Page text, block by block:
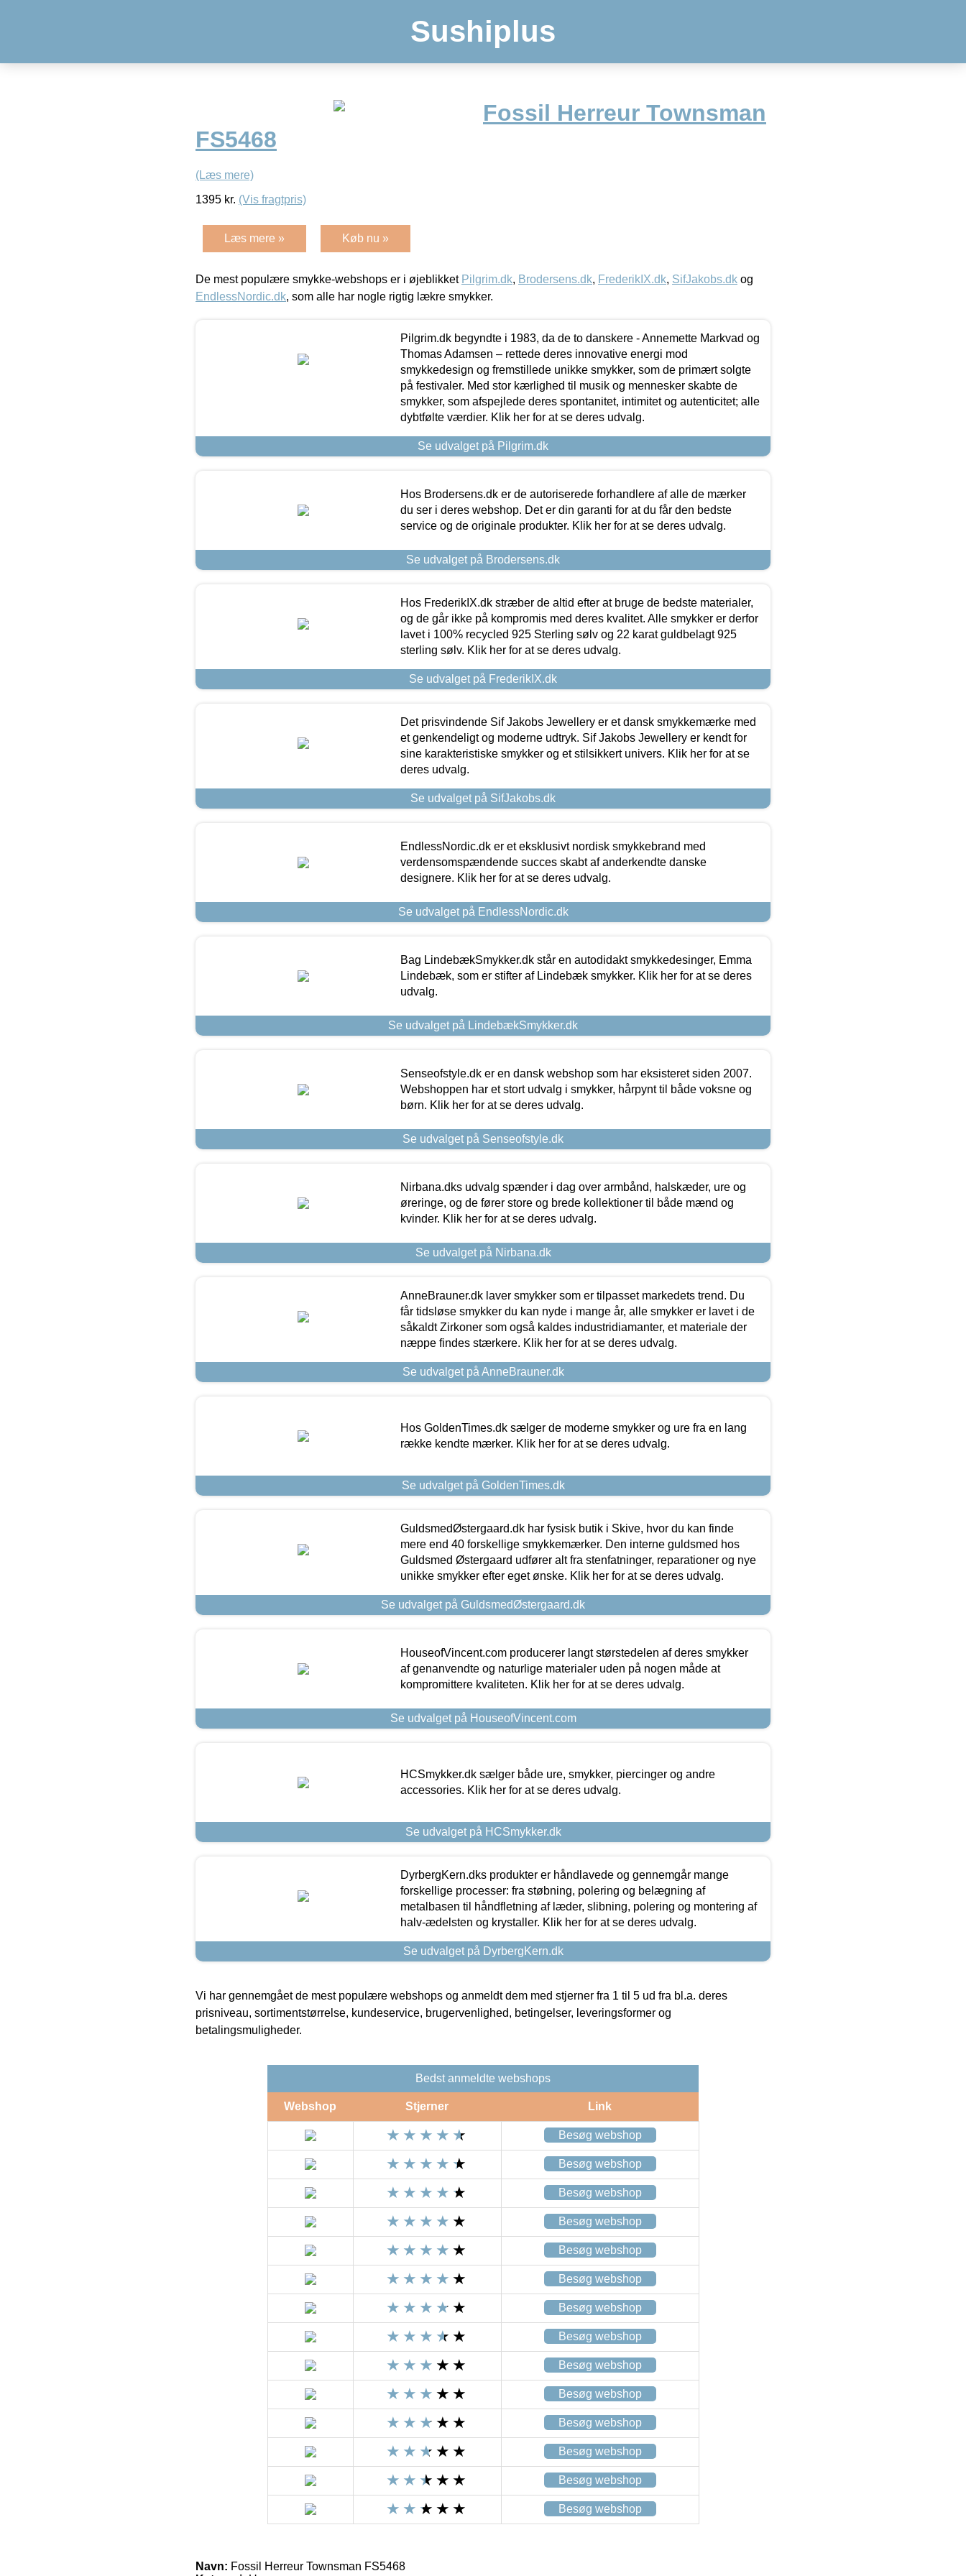
Sushiplus
Fossil Herreur Townsman
FS5468
(Læs mere)
1395 kr. (Vis fragtpris)
Læs mere » Køb nu »
De mest populære smykke-webshops er i øjeblikket Pilgrim.dk, Brodersens.dk, FrederikIX.dk, SifJakobs.dk og
EndlessNordic.dk, som alle har nogle rigtig lækre smykker.
Pilgrim.dk begyndte i 1983, da de to danskere - Annemette Markvad og
Thomas Adamsen – rettede deres innovative energi mod
smykkedesign og fremstillede unikke smykker, som de primært solgte
på festivaler. Med stor kærlighed til musik og mennesker skabte de
smykker, som afspejlede deres spontanitet, intimitet og autenticitet; alle
dybtfølte værdier. Klik her for at se deres udvalg.
Se udvalget på Pilgrim.dk
Hos Brodersens.dk er de autoriserede forhandlere af alle de mærker
du ser i deres webshop. Det er din garanti for at du får den bedste
service og de originale produkter. Klik her for at se deres udvalg.
Se udvalget på Brodersens.dk
Hos FrederikIX.dk stræber de altid efter at bruge de bedste materialer,
og de går ikke på kompromis med deres kvalitet. Alle smykker er derfor
lavet i 100% recycled 925 Sterling sølv og 22 karat guldbelagt 925
sterling sølv. Klik her for at se deres udvalg.
Se udvalget på FrederikIX.dk
Det prisvindende Sif Jakobs Jewellery er et dansk smykkemærke med
et genkendeligt og moderne udtryk. Sif Jakobs Jewellery er kendt for
sine karakteristiske smykker og et stilsikkert univers. Klik her for at se
deres udvalg.
Se udvalget på SifJakobs.dk
EndlessNordic.dk er et eksklusivt nordisk smykkebrand med
verdensomspændende succes skabt af anderkendte danske
designere. Klik her for at se deres udvalg.
Se udvalget på EndlessNordic.dk
Bag LindebækSmykker.dk står en autodidakt smykkedesinger, Emma
Lindebæk, som er stifter af Lindebæk smykker. Klik her for at se deres
udvalg.
Se udvalget på LindebækSmykker.dk
Senseofstyle.dk er en dansk webshop som har eksisteret siden 2007.
Webshoppen har et stort udvalg i smykker, hårpynt til både voksne og
børn. Klik her for at se deres udvalg.
Se udvalget på Senseofstyle.dk
Nirbana.dks udvalg spænder i dag over armbånd, halskæder, ure og
øreringe, og de fører store og brede kollektioner til både mænd og
kvinder. Klik her for at se deres udvalg.
Se udvalget på Nirbana.dk
AnneBrauner.dk laver smykker som er tilpasset markedets trend. Du
får tidsløse smykker du kan nyde i mange år, alle smykker er lavet i de
såkaldt Zirkoner som også kaldes industridiamanter, et materiale der
næppe findes stærkere. Klik her for at se deres udvalg.
Se udvalget på AnneBrauner.dk
Hos GoldenTimes.dk sælger de moderne smykker og ure fra en lang
række kendte mærker. Klik her for at se deres udvalg.
Se udvalget på GoldenTimes.dk
GuldsmedØstergaard.dk har fysisk butik i Skive, hvor du kan finde
mere end 40 forskellige smykkemærker. Den interne guldsmed hos
Guldsmed Østergaard udfører alt fra stenfatninger, reparationer og nye
unikke smykker efter eget ønske. Klik her for at se deres udvalg.
Se udvalget på GuldsmedØstergaard.dk
HouseofVincent.com producerer langt størstedelen af deres smykker
af genanvendte og naturlige materialer uden på nogen måde at
kompromittere kvaliteten. Klik her for at se deres udvalg.
Se udvalget på HouseofVincent.com
HCSmykker.dk sælger både ure, smykker, piercinger og andre
accessories. Klik her for at se deres udvalg.
Se udvalget på HCSmykker.dk
DyrbergKern.dks produkter er håndlavede og gennemgår mange
forskellige processer: fra støbning, polering og belægning af
metalbasen til håndfletning af læder, slibning, polering og montering af
halv-ædelsten og krystaller. Klik her for at se deres udvalg.
Se udvalget på DyrbergKern.dk
Vi har gennemgået de mest populære webshops og anmeldt dem med stjerner fra 1 til 5 ud fra bl.a. deres
prisniveau, sortimentstørrelse, kundeservice, brugervenlighed, betingelser, leveringsformer og
betalingsmuligheder.
Bedst anmeldte webshops
Webshop Stjerner Link
Besøg webshop
Besøg webshop
Besøg webshop
Besøg webshop
Besøg webshop
Besøg webshop
Besøg webshop
Besøg webshop
Besøg webshop
Besøg webshop
Besøg webshop
Besøg webshop
Besøg webshop
Besøg webshop
Navn: Fossil Herreur Townsman FS5468